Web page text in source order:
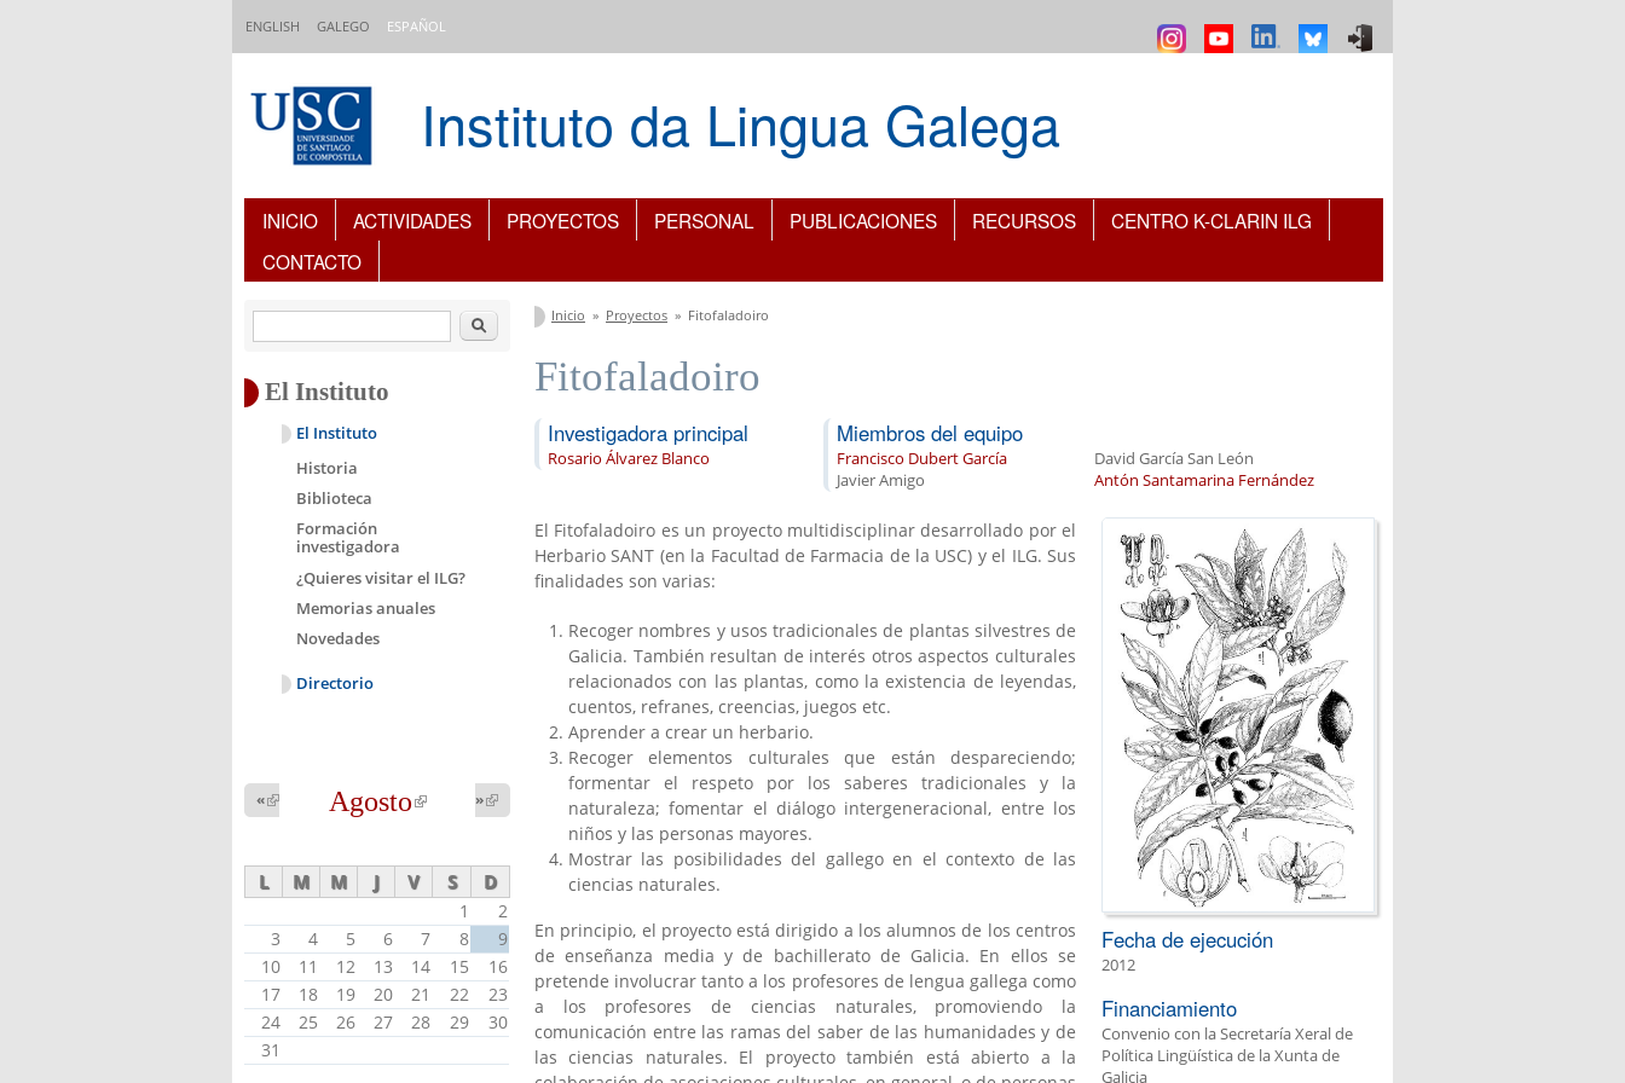
ENGLISH GALEGO ESPAÑOL
Instituto da Lingua Galega
Índice de contenidos
INICIO ACTIVIDADES PROYECTOS PERSONAL PUBLICACIONES RECURSOS
CENTRO K-CLARIN ILG
CONTACTO
Se encuentra usted aquí
Inicio » Proyectos » Fitofaladoiro
Fitofaladoiro
Investigadora principal
Rosario Álvarez Blanco
Miembros del equipo
Francisco Dubert García
Javier Amigo
David García San León
Antón Santamarina Fernández
El Fitofaladoiro es un proyecto multidisciplinar desarrollado por el
Herbario SANT (en la Facultad de Farmacia de la USC) y el ILG. Sus
finalidades son varias:
Recoger nombres y usos tradicionales de plantas silvestres de
Galicia. También resultan de interés otros aspectos culturales
relacionados con las plantas, como la existencia de leyendas,
cuentos, refranes, creencias, juegos etc.
Aprender a crear un herbario.
Recoger elementos culturales que están despareciendo;
formentar el respeto por los saberes tradicionales y la
naturaleza; fomentar el diálogo intergeneracional, entre los
niños y las personas mayores.
Mostrar las posibilidades del gallego en el contexto de las
ciencias naturales.
En principio, el proyecto está dirigido a los alumnos de los centros
de enseñanza media y de bachillerato de Galicia. En ellos se
pretende involucrar tanto a los profesores de lengua gallega como
a los profesores de ciencias naturales, promoviendo la
comunicación entre las ramas del saber de las humanidades y de
las ciencias naturales. El proyecto también está abierto a la
Fecha de ejecución
2012
Financiamiento
Convenio con la Secretaría Xeral de
Política Lingüística de la Xunta de
Galicia
Buscar
El Instituto
El Instituto
Historia
Biblioteca
Formación
investigadora
¿Quieres visitar el ILG?
Memorias anuales
Novedades
Directorio
Agosto (link is
«
external)
»
external)
L M M J V S D
1
2
3
4 5 6 7 8
9
10
11 12 13 14 15
16
17
18 19 20 21 22
23
24
25 26 27 28 29
30
31